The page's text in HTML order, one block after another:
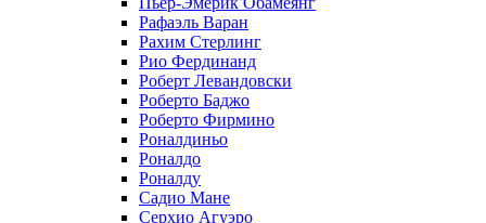
Рафаэль Варан
Рахим Стерлинг
Рио Фердинанд
Роберт Левандовски
Роберто Баджо
Роберто Фирмино
Роналдиньо
Роналдо
Роналду
Садио Мане
Серхио Агуэро